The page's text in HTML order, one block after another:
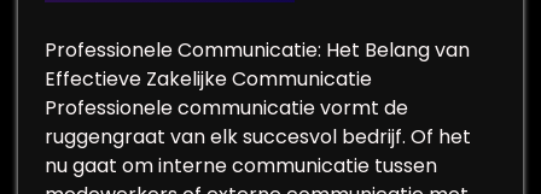
Professionele Communicatie: Het Belang van
Effectieve Zakelijke Communicatie
Professionele communicatie vormt de
ruggengraat van elk succesvol bedrijf. Of het
nu gaat om interne communicatie tussen